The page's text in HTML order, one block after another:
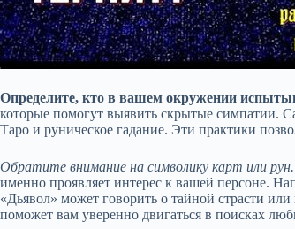
Определите, кто в вашем окружении
которые помогут выявить скрытые симпатии.
Таро и руническое гадание. Эти практики
Обратите внимание на символику карт или рун.
именно проявляет интерес к вашей персоне.
«Дьявол» может говорить о тайной страсти
поможет вам уверенно двигаться в поисках